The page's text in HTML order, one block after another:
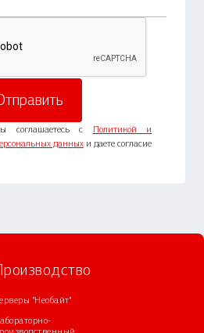
соглашаетесь с
Политикой и
данных и даете согласие
"Необайт"